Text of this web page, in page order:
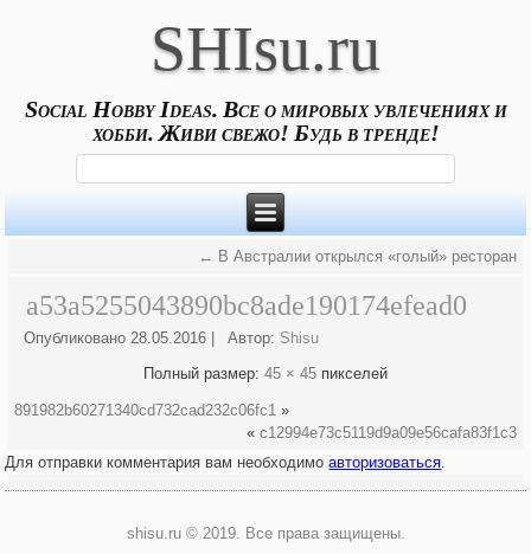
SHIsu.ru
Social Hobby Ideas. Все о мировых увлечениях и
хобби. Живи свежо! Будь в тренде!
← В Австралии открылся «голый» ресторан
a53a5255043890bc8ade190174efead0
Опубликовано 28.05.2016 Автор: Shisu
Полный размер: 45 × 45 пикселей
891982b60271340cd732cad232c06fc1 »
« c12994e73c5119d9a09e56cafa83f1c3
Для отправки комментария вам необходимоавторизоваться.
shisu.ru © 2019. Все права защищены.